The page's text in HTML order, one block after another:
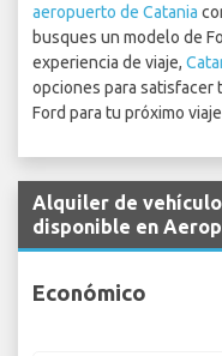
aeropuerto de Catania
busques un modelo de
experiencia de viaje,
opciones para satisfacer
Ford para tu próximo
Alquiler de
disponible en
Económico